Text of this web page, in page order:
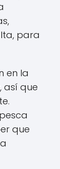
para
en la
así que
que